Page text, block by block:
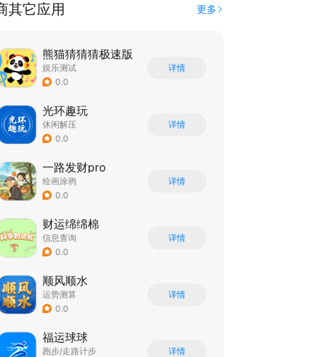
其它应用 更多
熊猫猜猜猜极速版
娱乐测试
0.0
详情
光环趣玩
休闲解压
0.0
详情
一路发财pro
绘画涂鸦
0.0
详情
财运绵绵棉
信息查询
0.0
详情
顺风顺水
运势测算
0.0
详情
福运球球
跑步/走路计步
详情